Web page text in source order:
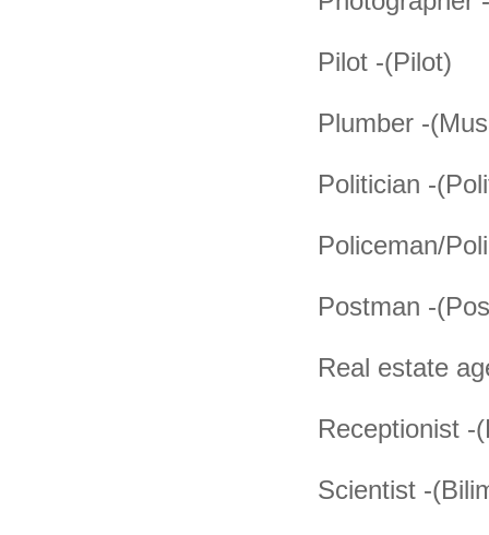
Pilot -(Pilot)
Plumber -
Politician -
Policeman/
Postman -
Real estate
Receptionist -
Scientist -